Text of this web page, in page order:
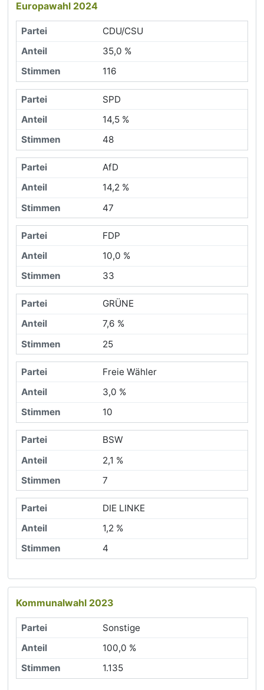
Europawahl 2024
CDU/CSU
35,0 %
116
SPD
14,5 %
48
AfD
14,2 %
47
FDP
10,0 %
33
GRÜNE
7,6 %
25
Freie Wähler
3,0 %
10
BSW
2,1 %
7
DIE LINKE
1,2 %
4
Kommunalwahl 2023
Sonstige
100,0 %
1.135